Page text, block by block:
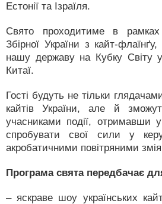
Естонії та Ізраїля.
Свято проходитиме в рамках
Збірної України з кайт-
нашу державу на Кубку Світу
Китаї.
Гості будуть не тільки
кайтів України, але й
учасниками події, отримавши
спробувати свої сили у
акробатичними повітряними
Програма свята передбачає
– яскраве шоу українських